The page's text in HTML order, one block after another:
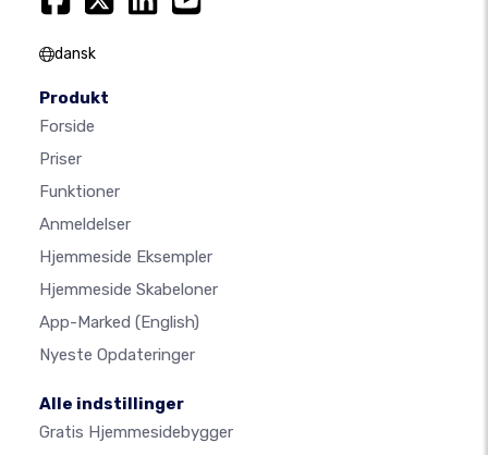
dansk
Produkt
Forside
Priser
Funktioner
Anmeldelser
Hjemmeside Eksempler
Hjemmeside Skabeloner
App-Marked (English)
Nyeste Opdateringer
Alle indstillinger
Gratis Hjemmesidebygger